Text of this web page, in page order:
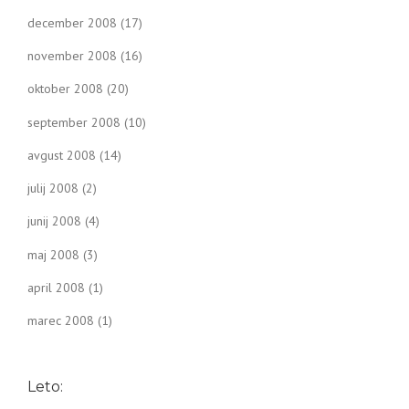
december 2008 (17)
november 2008 (16)
oktober 2008 (20)
september 2008 (10)
avgust 2008 (14)
julij 2008 (2)
junij 2008 (4)
maj 2008 (3)
april 2008 (1)
marec 2008 (1)
Leto: